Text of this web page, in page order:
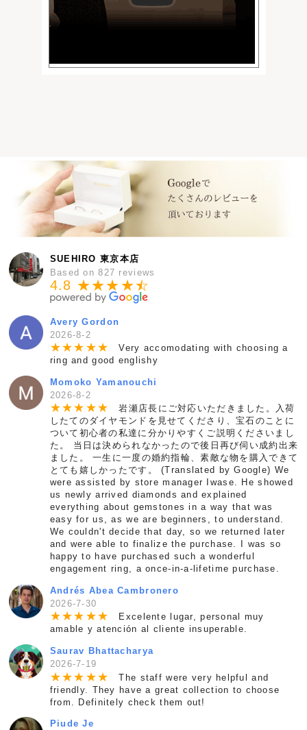
SUEHIRO 東京本店
Based on 827 reviews
4.8 ★★★★★
☆
Avery Gordon
2026-8-2
★★★ ★★
Very accomodating with choosing a
ring and good englishy
Momoko Yamanouchi
2026-8-2
★★★ ★★
岩瀬店長にご対応いただきました。入荷
したてのダイヤモンドを見せてくださり、宝石のことに
ついて初心者の私達に分かりやすくご説明くださいまし
た。 当日は決められなかったので後日再び伺い成約出来
ました。 一生に一度の婚約指輪、素敵な物を購入できて
とても嬉しかったです。 (Translated by Google) We
were assisted by store manager Iwase. He showed
us newly arrived diamonds and explained
everything about gemstones in a way that was
easy for us, as we are beginners, to understand.
We couldn't decide that day, so we returned later
and were able to finalize the purchase. I was so
happy to have purchased such a wonderful
engagement ring, a once-in-a-lifetime purchase.
Andrés Abea Cambronero
2026-7-30
★★★ ★★
Excelente lugar, personal muy
amable y atención al cliente insuperable.
Saurav Bhattacharya
2026-7-19
★★★ ★★
The staff were very helpful and
friendly. They have a great collection to choose
from. Definitely check them out!
Piude Je